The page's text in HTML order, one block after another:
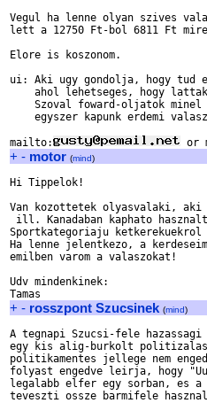
Vegul ha lenne olyan szives
lett a 12750 Ft-bol 6811 Ft
Elore is koszonom.
ui: Aki ugy gondolja, hogy tud
ahol lehetseges, hogy
Szoval foward-oljatok
egyszer kapunk erdemi
mailto: or
+ - motor (mind)
Hi Tippelok!
Van kozottetek olyasvalaki, aki
ill. Kanadaban kaphato
Sportkategoriaju ketkerekuekrol
Ha lenne jelentkezo, a
emilben varom a valaszokat!
Udv mindenkinek:
+ - rosszpont Szucsinek (mind)
A tegnapi Szucsi-fele
egy kis alig-burkolt
politikamentes jellege nem
folyast engedve leirja, hogy
legalabb elfer egy sorban, es a
teveszti ossze barmifele